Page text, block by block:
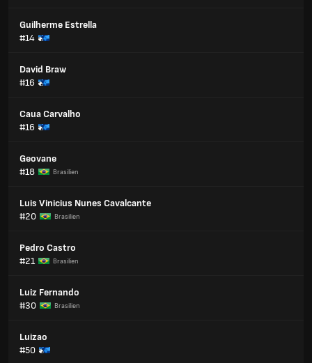
Guilherme Estrella
#14
David Braw
#16
Caua Carvalho
#16
Geovane
#18
Brasilien
Luis Vinicius Nunes Cavalcante
#20
Brasilien
Pedro Castro
#21
Brasilien
Luiz Fernando
#30
Brasilien
Luizao
#50